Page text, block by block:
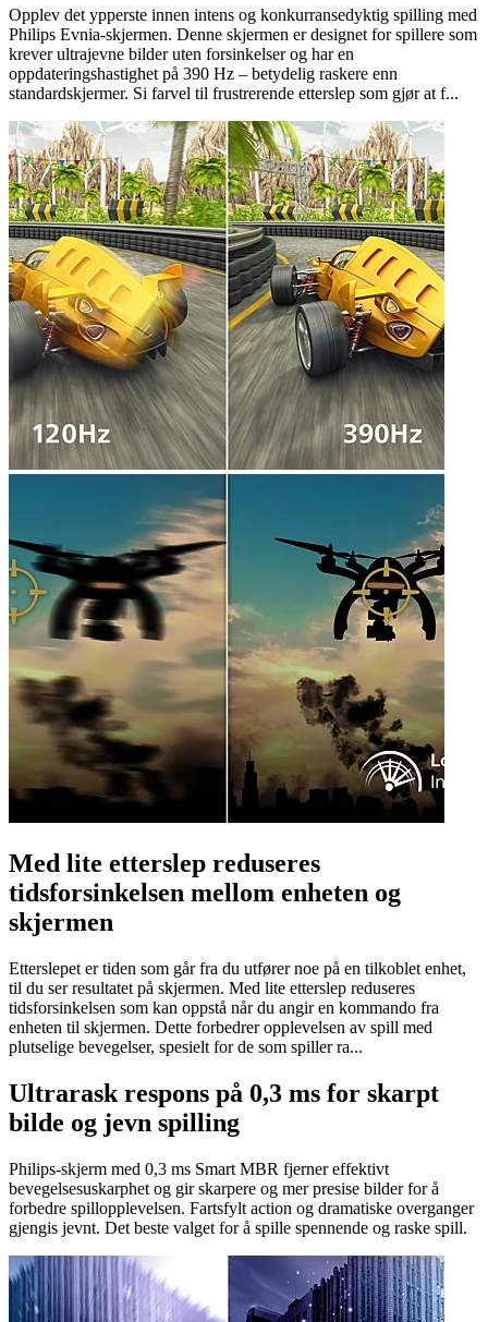
Opplev det ypperste innen intens og konkurransedyktig spilling med
Philips Evnia-skjermen. Denne skjermen er designet for spillere som
krever ultrajevne bilder uten forsinkelser og har en
oppdateringshastighet på 390 Hz – betydelig raskere enn
standardskjermer. Si farvel til frustrerende etterslep som gjør at f...
Med lite etterslep reduseres
tidsforsinkelsen mellom enheten og
skjermen
Etterslepet er tiden som går fra du utfører noe på en tilkoblet enhet,
til du ser resultatet på skjermen. Med lite etterslep reduseres
tidsforsinkelsen som kan oppstå når du angir en kommando fra
enheten til skjermen. Dette forbedrer opplevelsen av spill med
plutselige bevegelser, spesielt for de som spiller ra...
Ultrarask respons på 0,3 ms for skarpt
bilde og jevn spilling
Philips-skjerm med 0,3 ms Smart MBR fjerner effektivt
bevegelsesuskarphet og gir skarpere og mer presise bilder for å
forbedre spillopplevelsen. Fartsfylt action og dramatiske overganger
gjengis jevnt. Det beste valget for å spille spennende og raske spill.